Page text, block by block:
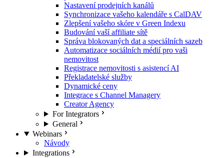
Nastavení prodejních kanálů
Synchronizace vašeho kalendáře s CalDAV
Zlepšení vašeho skóre v Green Indexu
Budování vaší affiliate sítě
Správa blokovaných dat a speciálních sazeb
Automatizace sociálních médií pro vaši
nemovitost
Registrace nemovitosti s asistencí AI
Překladatelské služby
Dynamické ceny
Integrace s Channel Managery
Creator Agency
For Integrators
General
Webinars
Návody
Integrations